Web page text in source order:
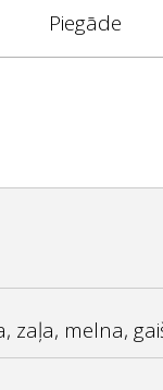
Piegāde
zaļa, melna,